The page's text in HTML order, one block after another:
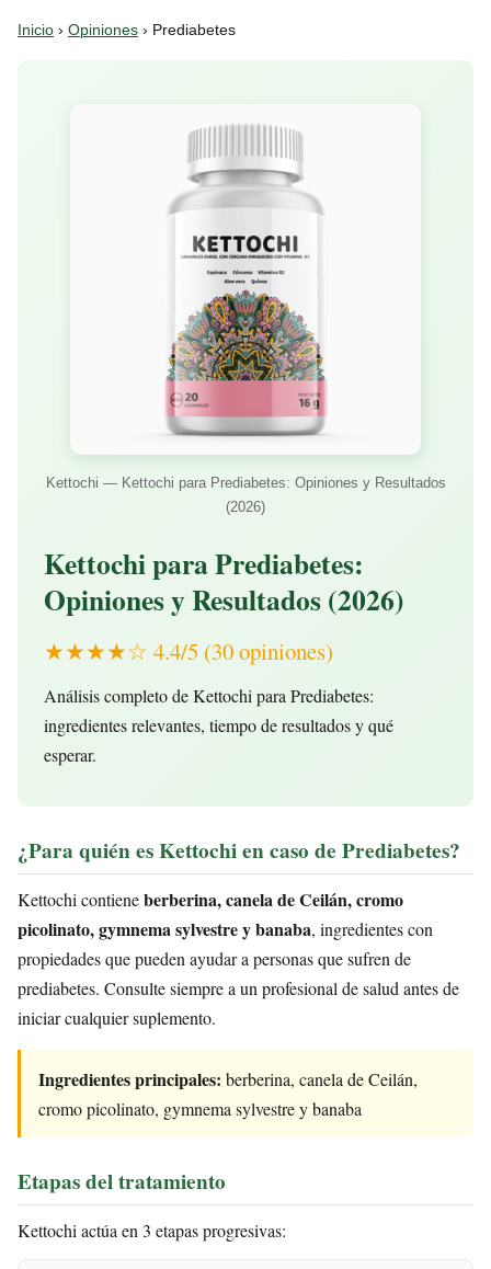
Inicio › Opiniones › Prediabetes
Kettochi — Kettochi para Prediabetes: Opiniones y Resultados
(2026)
Kettochi para Prediabetes:
Opiniones y Resultados (2026)
★★★★☆ 4.4/5 (30 opiniones)
Análisis completo de Kettochi para Prediabetes:
ingredientes relevantes, tiempo de resultados y qué
esperar.
¿Para quién es Kettochi en caso de Prediabetes?
Kettochi contieneberberina, canela de Ceilán, cromo
picolinato, gymnema sylvestre y banaba, ingredientes con
propiedades que pueden ayudar a personas que sufren de
prediabetes. Consulte siempre a un profesional de salud antes de
iniciar cualquier suplemento.
Ingredientes principales: berberina, canela de Ceilán,
cromo picolinato, gymnema sylvestre y banaba
Etapas del tratamiento
Kettochi actúa en 3 etapas progresivas: